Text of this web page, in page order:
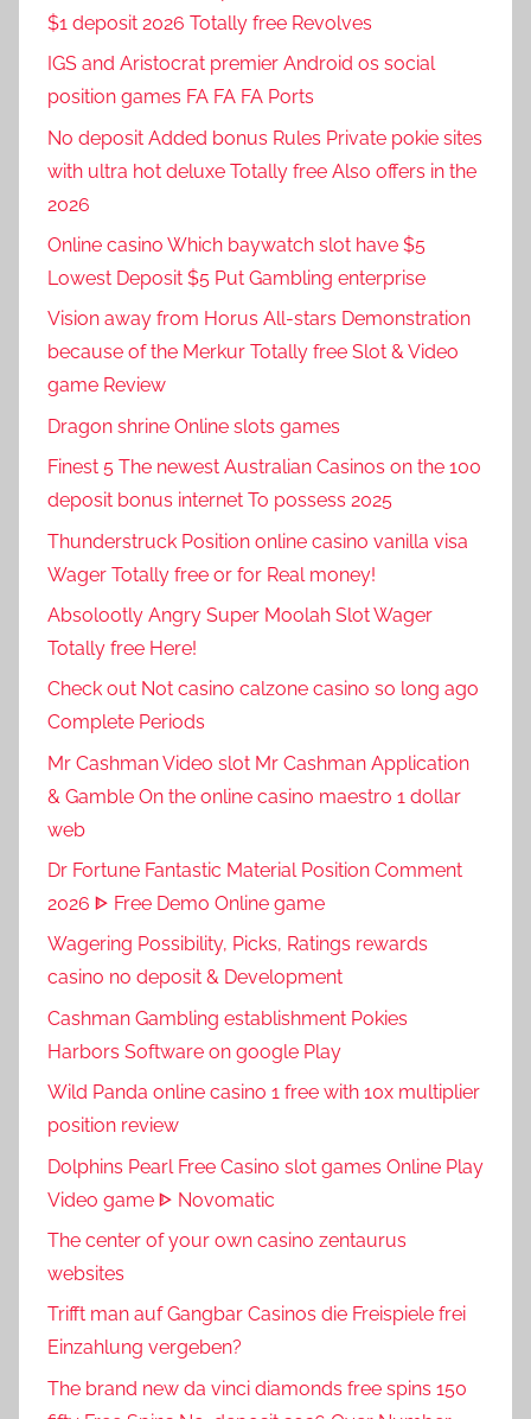
$1 deposit 2026 Totally free Revolves
IGS and Aristocrat premier Android os social
position games FA FA FA Ports
No deposit Added bonus Rules Private pokie sites
with ultra hot deluxe Totally free Also offers in the
2026
Online casino Which baywatch slot have $5
Lowest Deposit $5 Put Gambling enterprise
Vision away from Horus All-stars Demonstration
because of the Merkur Totally free Slot & Video
game Review
Dragon shrine Online slots games
Finest 5 The newest Australian Casinos on the 100
deposit bonus internet To possess 2025
Thunderstruck Position online casino vanilla visa
Wager Totally free or for Real money!
Absolootly Angry Super Moolah Slot Wager
Totally free Here!
Check out Not casino calzone casino so long ago
Complete Periods
Mr Cashman Video slot Mr Cashman Application
& Gamble On the online casino maestro 1 dollar
web
Dr Fortune Fantastic Material Position Comment
2026 ᐈ Free Demo Online game
Wagering Possibility, Picks, Ratings rewards
casino no deposit & Development
Cashman Gambling establishment Pokies
Harbors Software on google Play
Wild Panda online casino 1 free with 10x multiplier
position review
Dolphins Pearl Free Casino slot games Online Play
Video game ᐈ Novomatic
The center of your own casino zentaurus
websites
Trifft man auf Gangbar Casinos die Freispiele frei
Einzahlung vergeben?
The brand new da vinci diamonds free spins 150